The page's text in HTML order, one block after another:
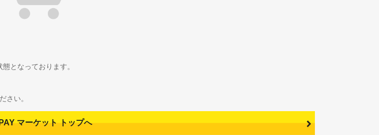
となっております。
さい。
マーケット トップへ